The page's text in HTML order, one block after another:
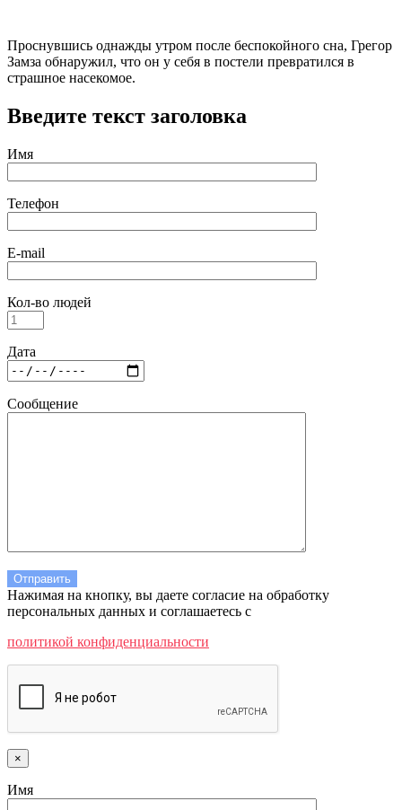
Проснувшись однажды утром после беспокойного сна, Грегор
Замза обнаружил, что он у себя в постели превратился в
страшное насекомое.
Введите текст заголовка
Имя
Телефон
E-mail
Кол-во людей
Дата
Сообщение
Нажимая на кнопку, вы даете согласие на обработку
персональных данных и соглашаетесь c
политикой конфиденциальности
×
Имя